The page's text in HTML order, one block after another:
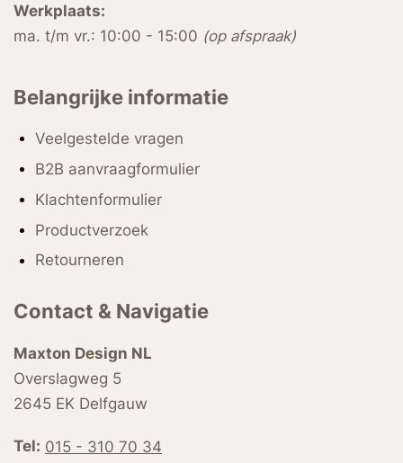
Werkplaats:
ma. t/m vr.: 10:00 - 15:00 (op afspraak)
Belangrijke informatie
Veelgestelde vragen
B2B aanvraagformulier
Klachtenformulier
Productverzoek
Retourneren
Contact & Navigatie
Maxton Design NL
Overslagweg 5
2645 EK Delfgauw
Tel: 015 - 310 70 34